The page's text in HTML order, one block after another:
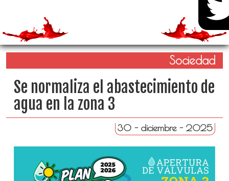
Sociedad
Se normaliza el abastecimiento de
agua en la zona 3
30 - diciembre - 2025